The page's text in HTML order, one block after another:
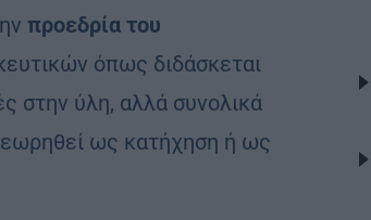
προεδρία του
όπως διδάσκεται
στην ύλη, αλλά συνολικά
ως κατήχηση ή ως